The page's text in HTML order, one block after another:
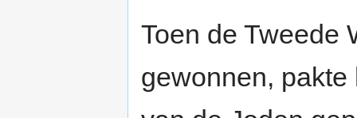
Toen de Tweede
gewonnen,